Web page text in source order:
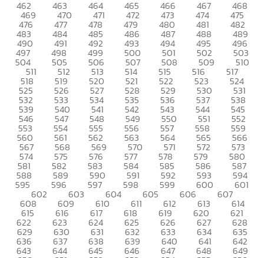
462 463 464 465 466 467 468
469 470 471 472 473 474 475
476 477 478 479 480 481 482
483 484 485 486 487 488 489
490 491 492 493 494 495 496
497 498 499 500 501 502 503
504 505 506 507 508 509 510
511 512 513 514 515 516 517
518 519 520 521 522 523 524
525 526 527 528 529 530 531
532 533 534 535 536 537 538
539 540 541 542 543 544 545
546 547 548 549 550 551 552
553 554 555 556 557 558 559
560 561 562 563 564 565 566
567 568 569 570 571 572 573
574 575 576 577 578 579 580
581 582 583 584 585 586 587
588 589 590 591 592 593 594
595 596 597 598 599 600 601
602 603 604 605 606 607
608 609 610 611 612 613 614
615 616 617 618 619 620 621
622 623 624 625 626 627 628
629 630 631 632 633 634 635
636 637 638 639 640 641 642
643 644 645 646 647 648 649